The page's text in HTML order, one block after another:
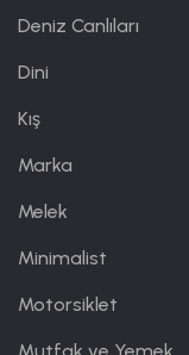
Deniz Canlıları
Dini
Kış
Marka
Melek
Minimalist
Motorsiklet